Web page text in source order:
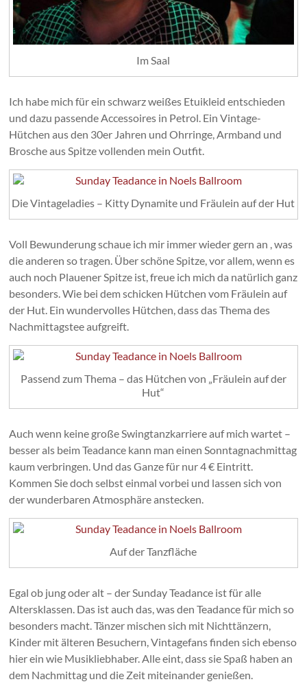
Im Saal
Ich habe mich für ein schwarz weißes Etuikleid entschieden
und dazu passende Accessoires in Petrol. Ein Vintage-
Hütchen aus den 30er Jahren und Ohrringe, Armband und
Brosche aus Spitze vollenden mein Outfit.
Die Vintageladies – Kitty Dynamite und Fräulein auf der Hut
Voll Bewunderung schaue ich mir immer wieder gern an , was
die anderen so tragen. Über schöne Spitze, vor allem, wenn es
auch noch Plauener Spitze ist, freue ich mich da natürlich ganz
besonders. Wie bei dem schicken Hütchen vom Fräulein auf
der Hut. Ein wundervolles Hütchen, dass das Thema des
Nachmittagstee aufgreift.
Passend zum Thema – das Hütchen von „Fräulein auf der
Hut“
Auch wenn keine große Swingtanzkarriere auf mich wartet –
besser als beim Teadance kann man einen Sonntagnachmittag
kaum verbringen. Und das Ganze für nur 4 € Eintritt.
Kommen Sie doch selbst einmal vorbei und lassen sich von
der wunderbaren Atmosphäre anstecken.
Auf der Tanzfläche
Egal ob jung oder alt – der Sunday Teadance ist für alle
Altersklassen. Das ist auch das, was den Teadance für mich so
besonders macht. Tänzer mischen sich mit Nichttänzern,
Kinder mit älteren Besuchern, Vintagefans finden sich ebenso
hier ein wie Musikliebhaber. Alle eint, dass sie Spaß haben an
dem Nachmittag und die Zeit miteinander genießen.